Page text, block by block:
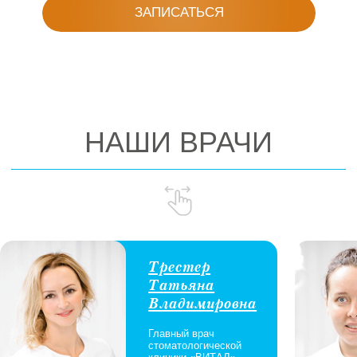
только самое современное оборудование
и безопасные материалы, что является
гарантией успешного лечения разных
и заканчивая установкой имплантов. Прием
проводится по записи: необходимо лишь
выбрать удобное время.
Красивые зубы — это не только ваша
привлекательность и уверенность в себе,
Не откладывайте визит в стоматологию
ВИТАЛ — мы поможем даже в самых сложных
случаях.